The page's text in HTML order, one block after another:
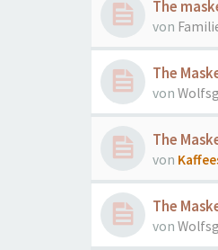
The
von
The
von
The
von
The
von